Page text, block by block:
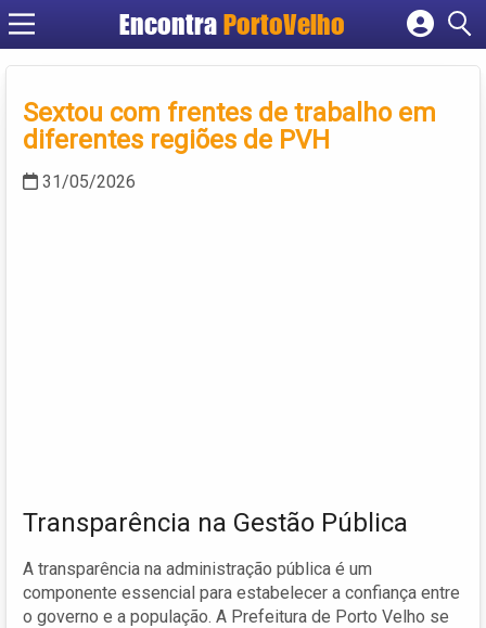
EncontraPortoVelho
Cadastrar empresa
Criar conta
Sextou com frentes de trabalho em
diferentes regiões de PVH
31/05/2026
Transparência na Gestão Pública
A transparência na administração pública é um
componente essencial para estabelecer a confiança entre
o governo e a população. A Prefeitura de Porto Velho se